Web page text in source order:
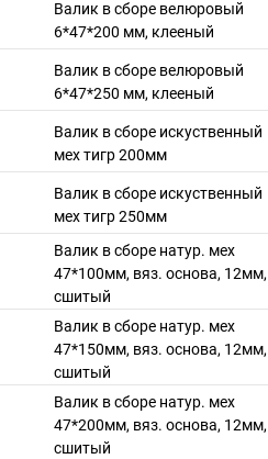
Валик в сборе велюровый
6*47*200 мм, клееный
Валик в сборе велюровый
6*47*250 мм, клееный
Валик в сборе искуственный
мех тигр 200мм
Валик в сборе искуственный
мех тигр 250мм
Валик в сборе натур. мех
47*100мм, вяз. основа, 12мм,
сшитый
Валик в сборе натур. мех
47*150мм, вяз. основа, 12мм,
сшитый
Валик в сборе натур. мех
47*200мм, вяз. основа, 12мм,
сшитый